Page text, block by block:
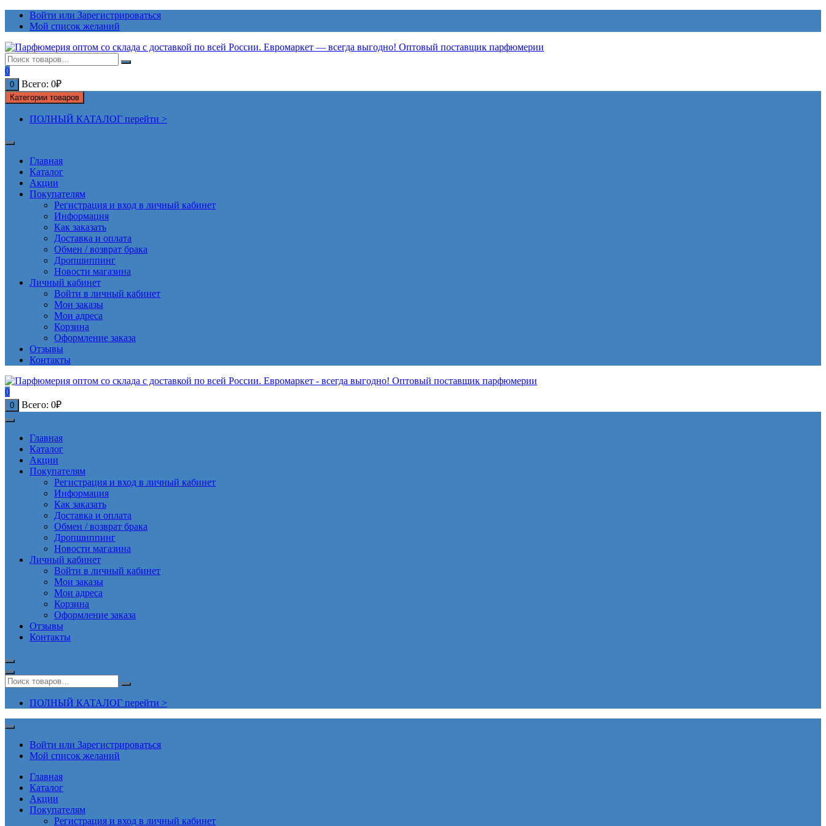
ПерейтиВойти или Зарегистрироваться
Мой список желаний
0
0 Всего: 0₽
Категории товаров
ПОЛНЫЙ КАТАЛОГ перейти >
Главная
Каталог
Акции
Покупателям
Регистрация и вход в личный кабинет
Информация
Как заказать
Доставка и оплата
Обмен / возврат брака
Дропшиппинг
Новости магазина
Личный кабинет
Войти в личный кабинет
Мои заказы
Мои адреса
Корзина
Оформление заказа
Отзывы
Контакты
0
0 Всего: 0₽
Главная
Каталог
Акции
Покупателям
Регистрация и вход в личный кабинет
Информация
Как заказать
Доставка и оплата
Обмен / возврат брака
Дропшиппинг
Новости магазина
Личный кабинет
Войти в личный кабинет
Мои заказы
Мои адреса
Корзина
Оформление заказа
Отзывы
Контакты
ПОЛНЫЙ КАТАЛОГ перейти >
Войти или Зарегистрироваться
Мой список желаний
Главная
Каталог
Акции
Покупателям
Регистрация и вход в личный кабинет